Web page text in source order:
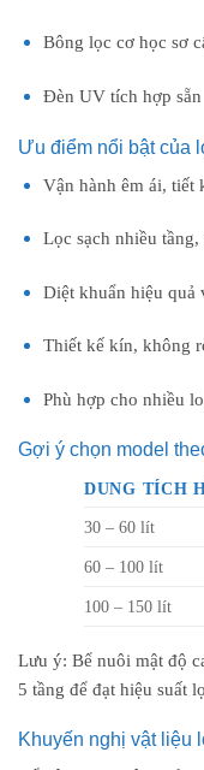
Bông lọc cơ học sơ
Đèn UV tích hợp sẵn
Ưu điểm nổi bật của
Vận hành êm ái, tiết
Lọc sạch nhiều
Diệt khuẩn hiệu quả
Thiết kế kín, không
Phù hợp cho nhiều
Gợi ý chọn model
DUNG TÍCH
30 – 60 lít
60 – 100 lít
100 – 150 lít
Lưu ý: Bể nuôi mật độ
5 tầng để đạt hiệu suất
Khuyến nghị vật liệu